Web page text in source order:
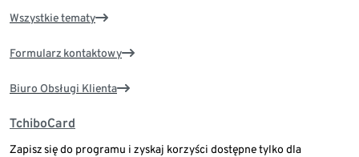
Wszystkie tematy
Formularz kontaktowy
Biuro Obsługi Klienta
TchiboCard
Zapisz się do programu i zyskaj korzyści dostępne tylko dla